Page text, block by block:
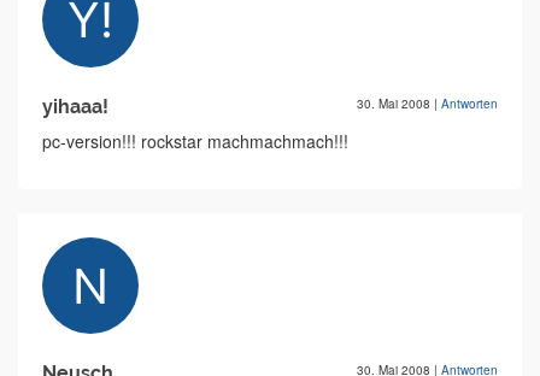
yihaaa! 30. Mai 2008 | Antworten
pc-version!!! rockstar machmachmach!!!
30. Mai 2008 | Antworten